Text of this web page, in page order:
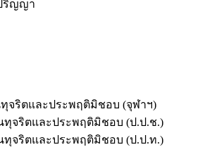
ริญญา
ทุจริตและประพฤติมิชอบ (จุฬาฯ)
ทุจริตและประพฤติมิชอบ (ป.ป.ช.)
ทุจริตและประพฤติมิชอบ (ป.ป.ท.)